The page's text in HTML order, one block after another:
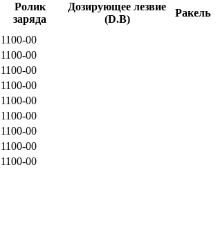
Ролик
заряда
Дозирующее лезвие
(D.B)
Ракель
1100-00
1100-00
1100-00
1100-00
1100-00
1100-00
1100-00
1100-00
1100-00